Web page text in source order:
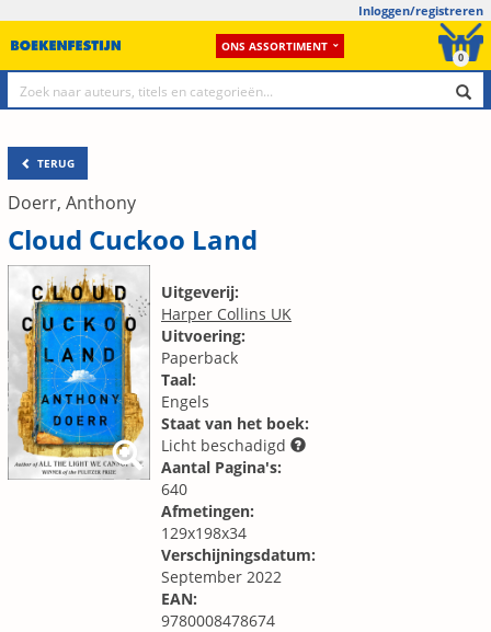
Inloggen/registreren
ONS ASSORTIMENT
0
TERUG
Doerr, Anthony
Cloud Cuckoo Land
Uitgeverij:
Harper Collins UK
Uitvoering:
Paperback
Taal:
Engels
Staat van het boek:
Licht beschadigd
Aantal Pagina's:
640
Afmetingen:
129x198x34
Verschijningsdatum:
September 2022
EAN:
9780008478674